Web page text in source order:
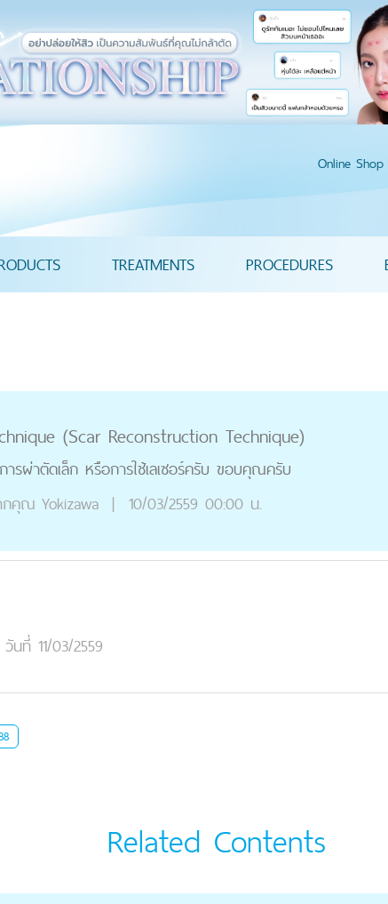
Online Shop
TREATMENTS PROCEDURES
(Scar Reconstruction Technique)
รผ่าตัดเล็ก หรือการใช้เลเซอร์ครับ ขอบคุณครับ
กคุณ Yokizawa | 10/03/2559 00:00 น.
วันที่ 11/03/2559
Related Contents